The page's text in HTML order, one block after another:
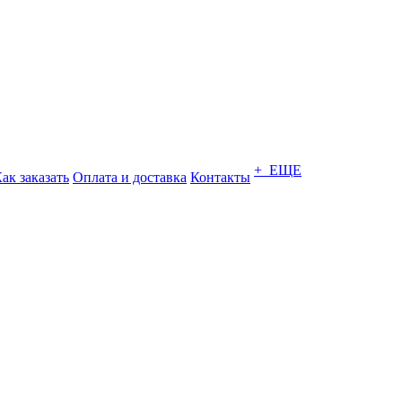
заказать Оплата и доставка Контакты + ЕЩЕ